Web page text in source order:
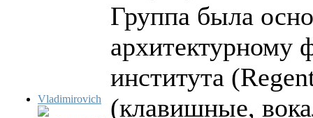
Vladimirovich
Группа была
архитектурному
института
(клавишные,